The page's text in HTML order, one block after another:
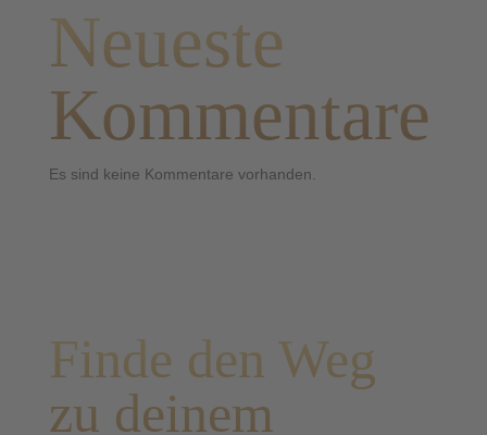
Neueste
Kommentare
Es sind keine Kommentare vorhanden.
Finde den Weg
zu deinem